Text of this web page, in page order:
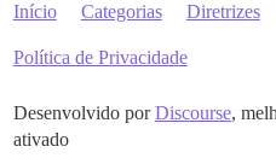
Início Categorias Diretrizes
Política de Privacidade
Desenvolvido porDiscourse,
ativado